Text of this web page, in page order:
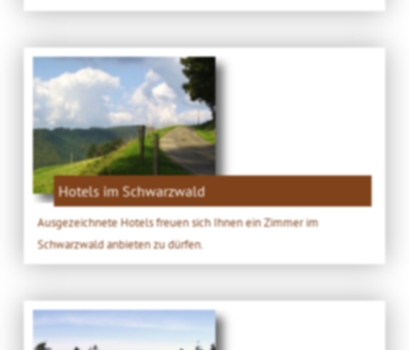
Hotels im Schwarzwald
Ausgezeichnete Hotels freuen sich Ihnen ein Zimmer im
Schwarzwald anbieten zu dürfen.